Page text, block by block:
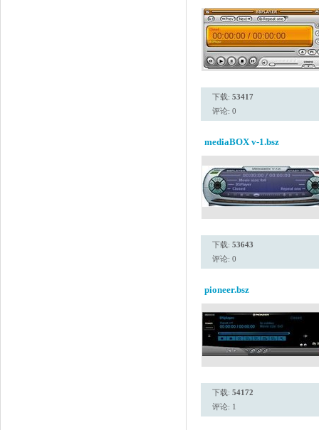
下载: 53417
评论: 0
mediaBOX v-1.bsz
下载: 53643
评论: 0
pioneer.bsz
下载: 54172
评论: 1